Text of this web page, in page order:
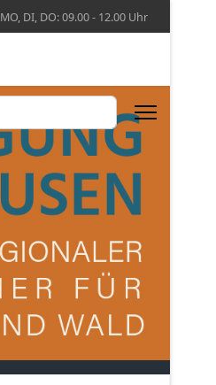
MO, DI, DO: 09.00 - 12.00 Uhr